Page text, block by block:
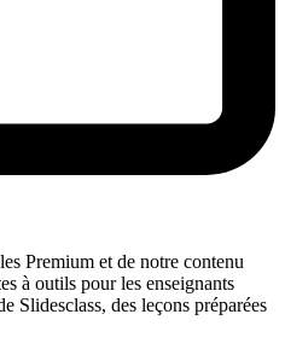
Premium et de notre contenu
à outils pour les enseignants
Slidesclass, des leçons préparées